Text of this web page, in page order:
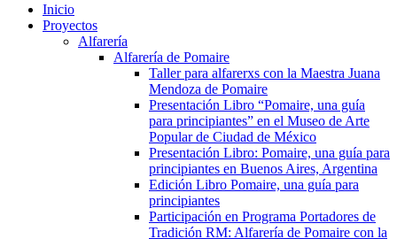
Inicio
Proyectos
Alfarería
Alfarería de Pomaire
Taller para alfarerxs con la Maestra Juana
Mendoza de Pomaire
Presentación Libro “Pomaire, una guía
para principiantes” en el Museo de Arte
Popular de Ciudad de México
Presentación Libro: Pomaire, una guía para
principiantes en Buenos Aires, Argentina
Edición Libro Pomaire, una guía para
principiantes
Participación en Programa Portadores de
Tradición RM: Alfarería de Pomaire con la